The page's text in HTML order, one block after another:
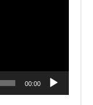
00:00